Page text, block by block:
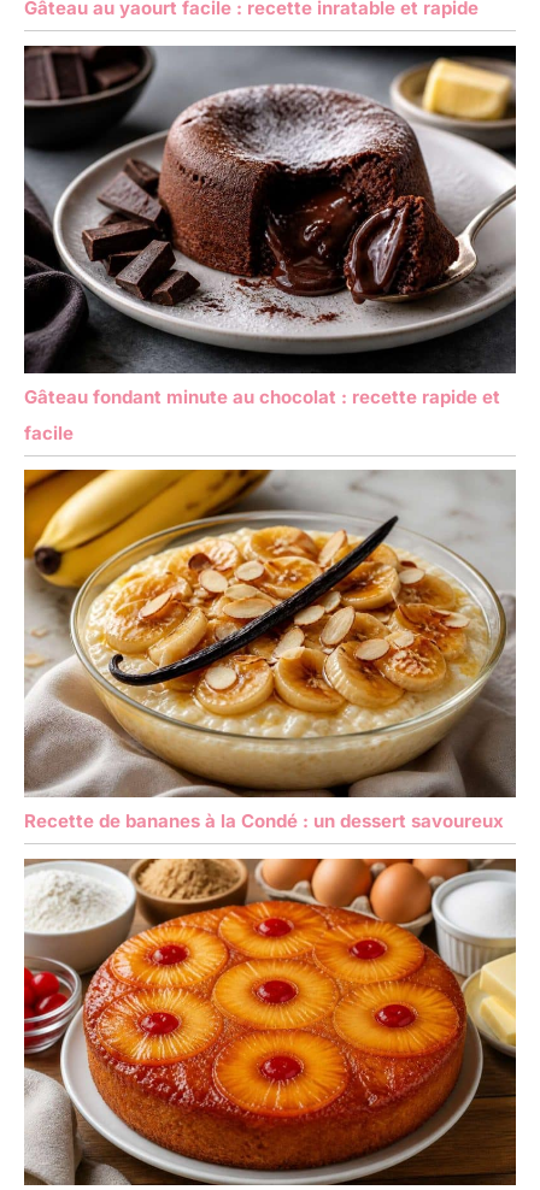
Gâteau au yaourt facile : recette inratable et rapide
Gâteau fondant minute au chocolat : recette rapide et
facile
Recette de bananes à la Condé : un dessert savoureux